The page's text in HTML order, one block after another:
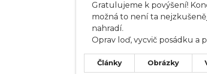
Gratulujeme k povýšení!
možná to není ta
nahradí.
Oprav loď, vycvič posádku a
Články Obrázky